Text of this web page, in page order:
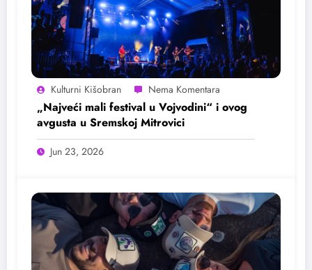
Kulturni Kišobran
„Najveći mali festival u Vojvodini“ i ovog
avgusta u Sremskoj Mitrovici
Jun 23, 2026